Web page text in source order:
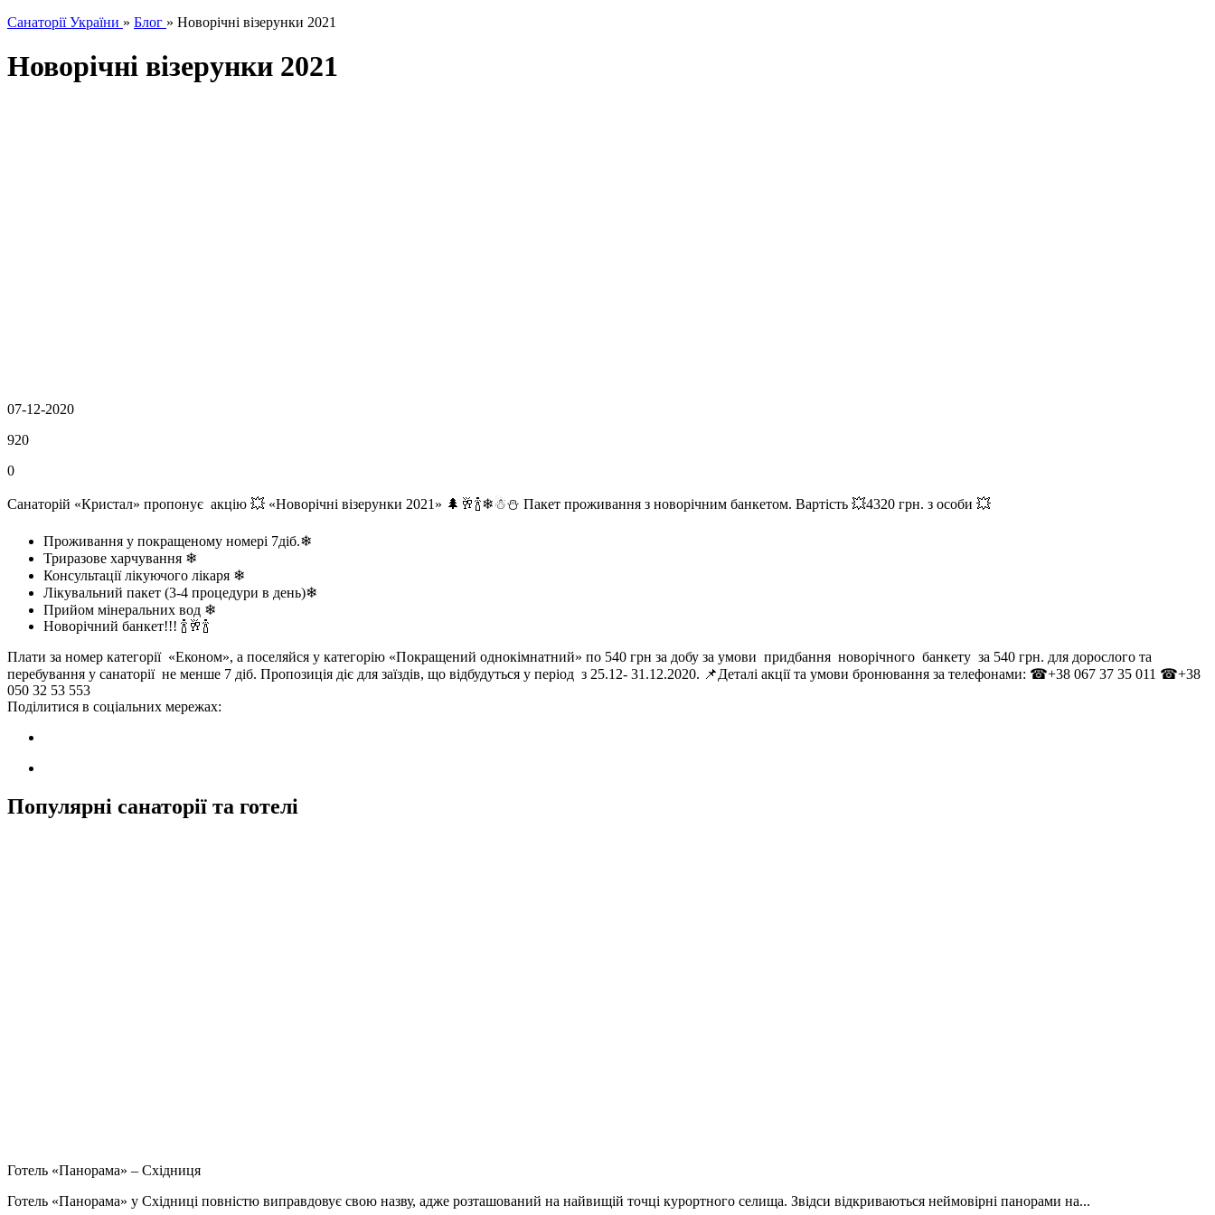
Санаторії України » Блог » Новорічні візерунки 2021
Новорічні візерунки 2021
07-12-2020
920
0
Санаторій «Кристал» пропонує акцію 💥 «Новорічні візерунки 2021» 🌲🥂🍾❄☃⛄ Пакет проживання з новорічним банкетом. Вартість 💥4320 грн. з особи 💥
Проживання у покращеному номері 7діб.❄
Триразове харчування ❄
Консультації лікуючого лікаря ❄
Лікувальний пакет (3-4 процедури в день)❄
Прийом мінеральних вод ❄
Новорічний банкет!!! 🍾🥂🍾
Плати за номер категорії «Економ», а поселяйся у категорію «Покращений однокімнатний» по 540 грн за добу за умови придбання новорічного банкету за 540 грн. для дорослого та
перебування у санаторії не менше 7 діб. Пропозиція діє для заїздів, що відбудуться у період з 25.12- 31.12.2020. 📌Деталі акції та умови бронювання за телефонами: ☎+38 067 37 35 011 ☎+38
050 32 53 553
Поділитися в соціальних мережах:
Популярні санаторії та готелі
Готель «Панорама» – Східниця
Готель «Панорама» у Східниці повністю виправдовує свою назву, адже розташований на найвищій точці курортного селища. Звідси відкриваються неймовірні панорами на...